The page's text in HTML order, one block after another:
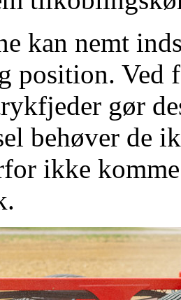
kan nemt
position. Ved
gør
behøver de
ikke